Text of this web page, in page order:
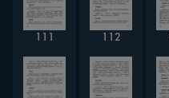
111 112